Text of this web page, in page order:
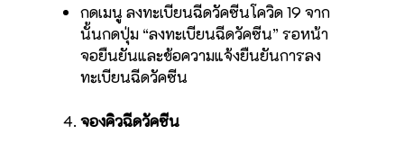
กดเมนู ลงทะเบียนฉีดวัคซีนโควิด 19 จาก
นั้นกดปุ่ม “ลงทะเบียนฉีดวัคซีน” รอหน้า
จอยืนยันและข้อความแจ้งยืนยันการลง
ทะเบียนฉีดวัคซีน
จองคิวฉีดวัคซีน